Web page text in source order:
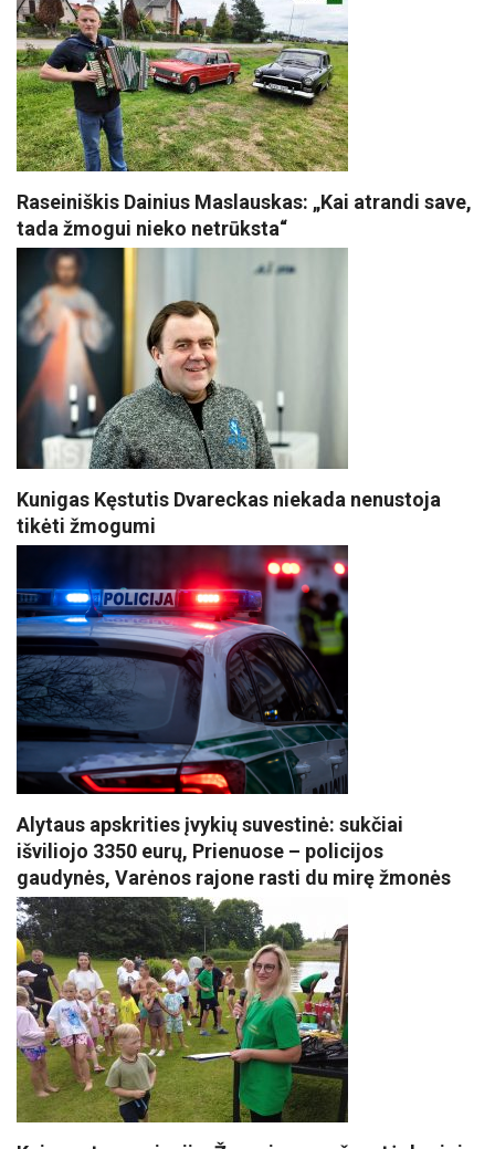
Raseiniškis Dainius Maslauskas: „Kai atrandi save,
tada žmogui nieko netrūksta“
Kunigas Kęstutis Dvareckas niekada nenustoja
tikėti žmogumi
Alytaus apskrities įvykių suvestinė: sukčiai
išviliojo 3350 eurų, Prienuose – policijos
gaudynės, Varėnos rajone rasti du mirę žmonės